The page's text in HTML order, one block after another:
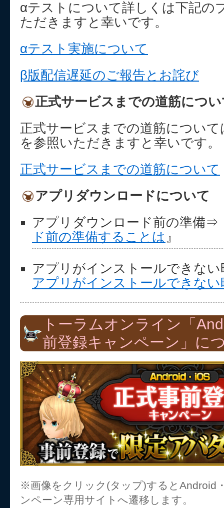
αテストについて詳しくは下記の
ただきますと幸いです。
αテスト実施について
β版配信遅延のご報告とお詫び
正式サービスまでの道筋につ
正式サービスまでの道筋につい
を参照いただきますと幸いです。
正式サービスまでの道筋について
アプリダウンロードについて
アプリダウンロード前の準備⇒
ド前の準備することは 』
アプリがインストールできな
アプリがインストールできない
トーラムオンライン「
前登録キャンペーン」に
※画像をクリック(タップ)するとAndroid
ンペーン専用サイトへ遷移します。